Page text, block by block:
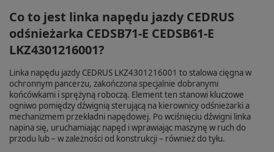
Co to jest linka napędu jazdy CEDRUS
odśnieżarka CEDSB71-E CEDSB61-E
LKZ4301216001?
Linka napędu jazdy CEDRUS LKZ4301216001 to stalowa cięgna w
ochronnym pancerzu, zakończona specjalnie dobranymi
końcówkami i sprężyną roboczą. Element ten stanowi kluczowe
ogniwo pomiędzy dźwignią sterującą na kierownicy odśnieżarki a
mechanizmem przekładni napędowej. Po wciśnięciu dźwigni linka
napina się, uruchamiając napęd i wprawiając maszynę w ruch do
przodu lub – w zależności od konstrukcji – również do tyłu.